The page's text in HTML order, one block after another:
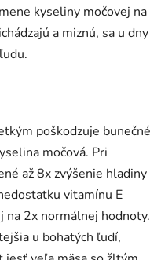
kyseliny močovej na
a miznú, sa u dny
poškodzuje bunečné
močová. Pri
až 8x zvýšenie hladiny
vitamínu E
na 2x normálnej hodnoty.
u bohatých ľudí,